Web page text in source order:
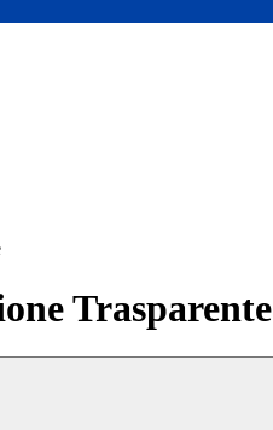
Trasparente